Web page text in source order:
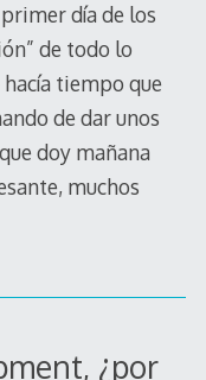
día de los
de todo lo
tiempo que
de dar unos
doy mañana
muchos
¿por